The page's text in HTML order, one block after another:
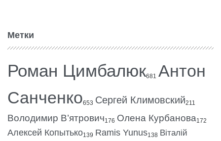
Метки
Роман Цимбалюк681 Антон
Санченко653 Сергей Климовский211
Володимир В’ятрович176 Олена Курбанова172
Алексей Копытько139 Ramis Yunus138 Віталій